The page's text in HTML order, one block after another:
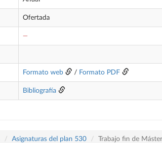
Ofertada
—
Formato web / Formato PDF
Bibliografía
Asignaturas del plan 530 Trabajo fin de Máster